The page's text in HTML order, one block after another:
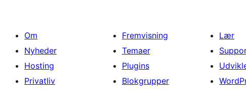
Om
Nyheder
Hosting
Privatliv
Fremvisning
Temaer
Plugins
Blokgrupper
Lær